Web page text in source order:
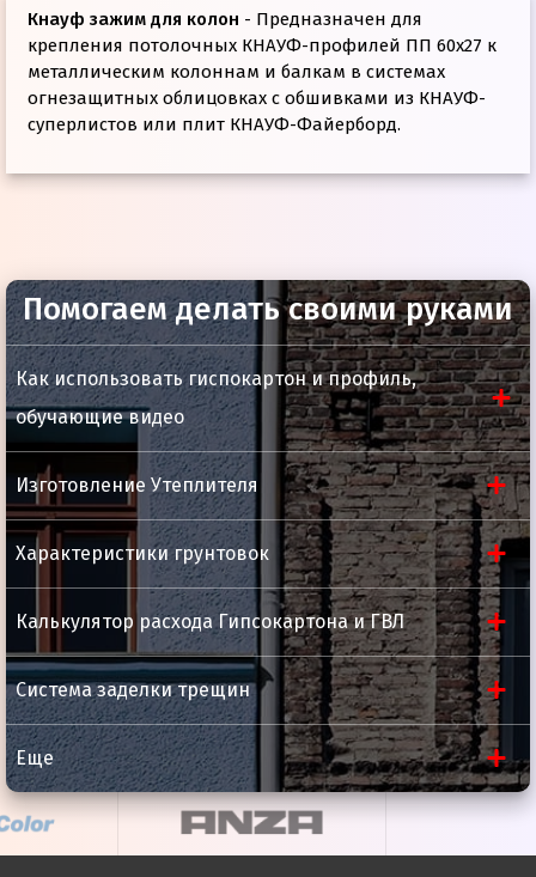
Кнауф зажим для колон - Предназначен для
крепления потолочных КНАУФ-профилей ПП 60х27 к
металлическим колоннам и балкам в системах
огнезащитных облицовках с обшивками из КНАУФ-
суперлистов или плит КНАУФ-Файерборд.
Упаковка
50, 100 шт.
Размер файла:1.61МБ
Помогаем делать своими руками
Как использовать гиспокартон и профиль,
обучающие видео
Изготовление Утеплителя
Характеристики грунтовок
Калькулятор расхода Гипсокартона и ГВЛ
Система заделки трещин
Еще